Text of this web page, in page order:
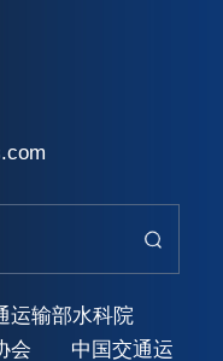
运输部水科院
会 中国交通运